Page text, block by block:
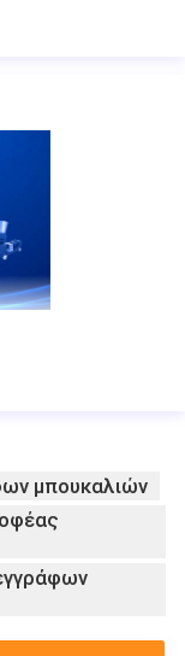
PE άξονων
μπουκαλιών